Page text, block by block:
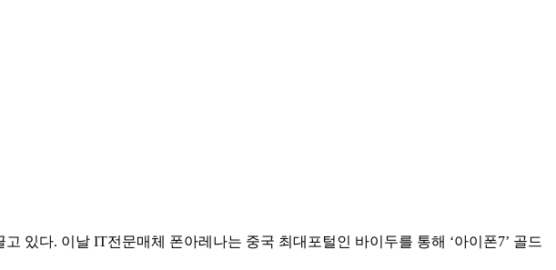
있다. 이날 IT전문매체 폰아레나는 중국 최대포털인 바이두를 통해 ‘아이폰7’ 골드